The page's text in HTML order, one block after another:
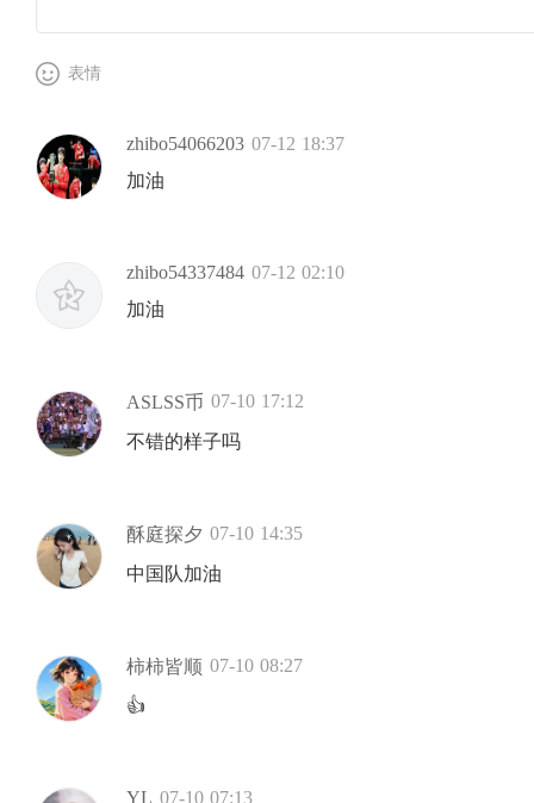
表情
zhibo54066203 07-12 18:37
加油
zhibo54337484 07-12 02:10
加油
ASLSS币 07-10 17:12
不错的样子吗
酥庭探夕 07-10 14:35
中国队加油
柿柿皆顺 07-10 08:27
👍
YL 07-10 07:13